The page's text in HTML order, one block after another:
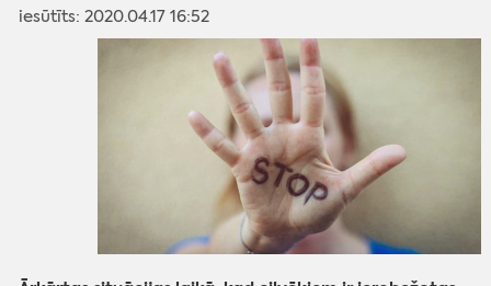
iesūtīts: 2020.04.17 16:52